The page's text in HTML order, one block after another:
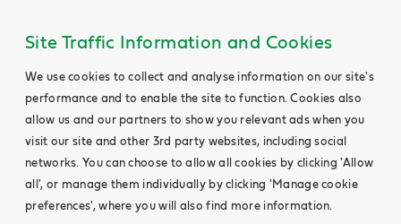
Site Traffic Information and Cookies
We use cookies to collect and analyse information on our site's
performance and to enable the site to function. Cookies also
allow us and our partners to show you relevant ads when you
visit our site and other 3rd party websites, including social
networks. You can choose to allow all cookies by clicking 'Allow
all', or manage them individually by clicking 'Manage cookie
preferences', where you will also find more information.